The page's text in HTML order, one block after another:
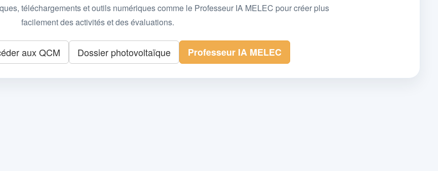
téléchargements et outils numériques comme le Professeur IA MELEC pour créer plus
facilement des activités et des évaluations.
aux QCM Dossier photovoltaïque Professeur IA MELEC